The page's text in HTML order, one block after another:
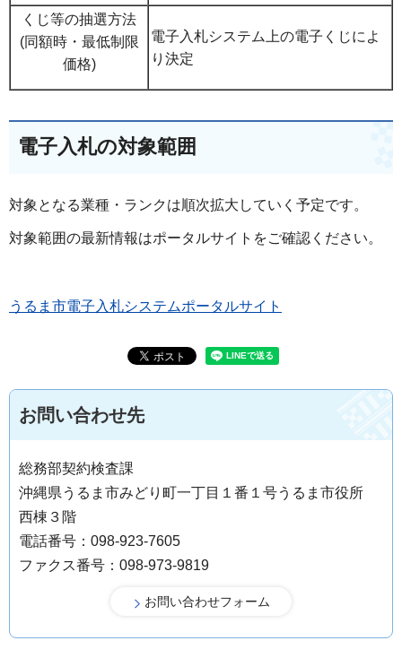
くじ等の抽選方法
(同額時・最低制限
価格)
電子入札システム上の電子くじによ
り決定
電子入札の対象範囲
対象となる業種・ランクは順次拡大していく予定です。
対象範囲の最新情報はポータルサイトをご確認ください。
うるま市電子入札システムポータルサイト
お問い合わせ先
総務部契約検査課
沖縄県うるま市みどり町一丁目１番１号うるま市役所
西棟３階
電話番号：098-923-7605
ファクス番号：098-973-9819